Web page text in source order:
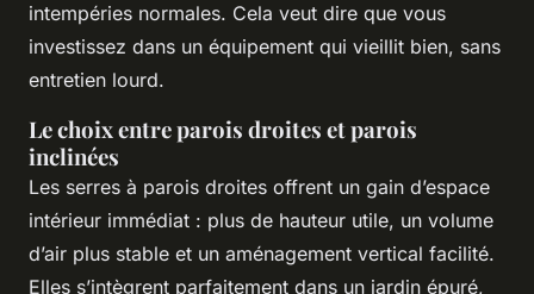
intempéries normales. Cela veut dire que vous
investissez dans un équipement qui vieillit bien, sans
entretien lourd.
Le choix entre parois droites et parois
inclinées
Les serres à parois droites offrent un gain d’espace
intérieur immédiat : plus de hauteur utile, un volume
d’air plus stable et un aménagement vertical facilité.
Elles s’intègrent parfaitement dans un jardin épuré,